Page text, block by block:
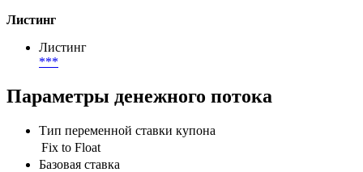
Листинг
Листинг
***
Параметры денежного потока
Тип переменной ставки купона
Fix to Float
Базовая ставка